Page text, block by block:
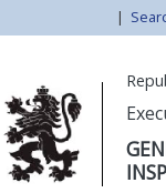
обърнете
внимание:
Този
уебсайт
|